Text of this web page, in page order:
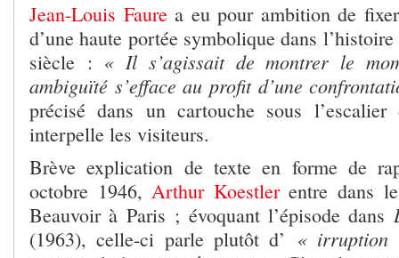
Jean-Louis Faurea eu pour ambition de
d’une haute portée symbolique dans
siècle : « Il s’agissait de montrer le
ambiguïté s’efface au profit d’une
précisé dans un cartouche sous
interpelle les visiteurs.
Brève explication de texte en forme de
octobre 1946,Arthur Koestlerentre dans
Beauvoir à Paris ; évoquant l’épisode dans
(1963), celle-ci parle plutôt d’ « irruption